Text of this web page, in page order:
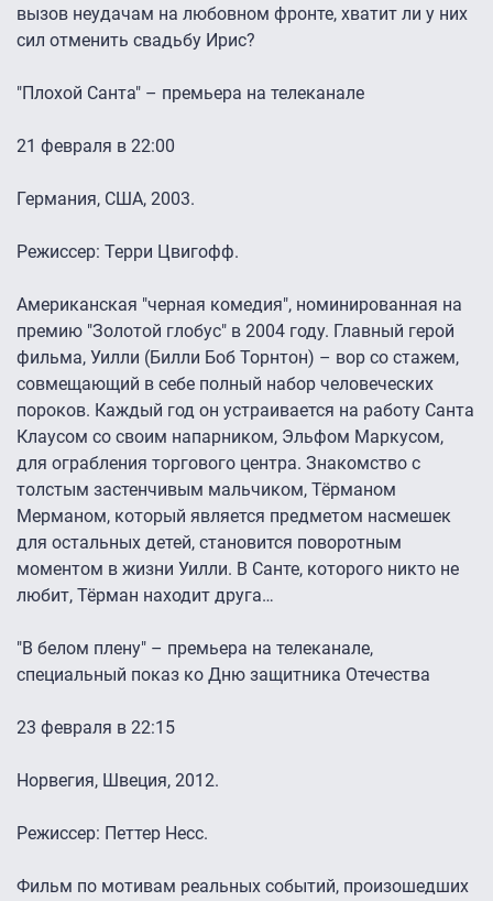
вызов неудачам на любовном фронте, хватит ли у них
сил отменить свадьбу Ирис?
"Плохой Санта" – премьера на телеканале
21 февраля в 22:00
Германия, США, 2003.
Режиссер: Терри Цвигофф.
Американская "черная комедия", номинированная на
премию "Золотой глобус" в 2004 году. Главный герой
фильма, Уилли (Билли Боб Торнтон) – вор со стажем,
совмещающий в себе полный набор человеческих
пороков. Каждый год он устраивается на работу Санта
Клаусом со своим напарником, Эльфом Маркусом,
для ограбления торгового центра. Знакомство с
толстым застенчивым мальчиком, Тёрманом
Мерманом, который является предметом насмешек
для остальных детей, становится поворотным
моментом в жизни Уилли. В Санте, которого никто не
любит, Тёрман находит друга…
"В белом плену" – премьера на телеканале,
специальный показ ко Дню защитника Отечества
23 февраля в 22:15
Норвегия, Швеция, 2012.
Режиссер: Петтер Несс.
Фильм по мотивам реальных событий, произошедших